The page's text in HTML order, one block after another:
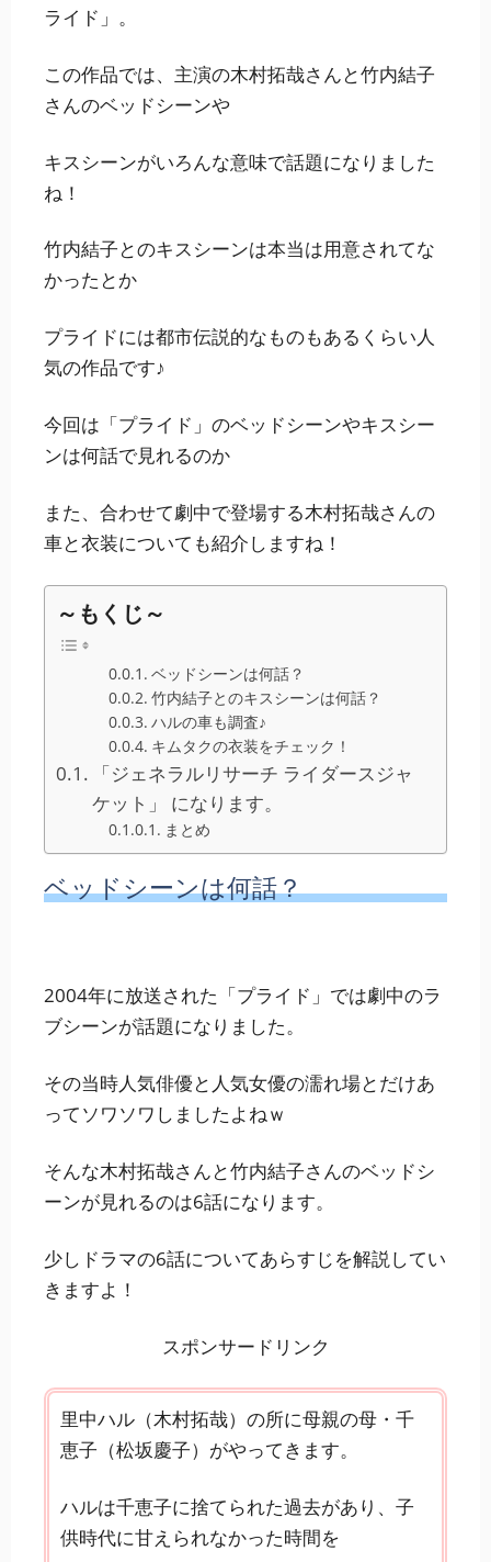
ライド」。
この作品では、主演の木村拓哉さんと竹内結子
さんのベッドシーンや
キスシーンがいろんな意味で話題になりました
ね！
竹内結子とのキスシーンは本当は用意されてな
かったとか
プライドには都市伝説的なものもあるくらい人
気の作品です♪
今回は「プライド」のベッドシーンやキスシー
ンは何話で見れるのか
また、合わせて劇中で登場する木村拓哉さんの
車と衣装についても紹介しますね！
～もくじ～
ベッドシーンは何話？
竹内結子とのキスシーンは何話？
ハルの車も調査♪
キムタクの衣装をチェック！
「ジェネラルリサーチ ライダースジャ
ケット」 になります。
まとめ
ベッドシーンは何話？
2004年に放送された「プライド」では劇中のラ
ブシーンが話題になりました。
その当時人気俳優と人気女優の濡れ場とだけあ
ってソワソワしましたよねｗ
そんな木村拓哉さんと竹内結子さんのベッドシ
ーンが見れるのは6話になります。
少しドラマの6話についてあらすじを解説してい
きますよ！
スポンサードリンク
里中ハル（木村拓哉）の所に母親の母・千
恵子（松坂慶子）がやってきます。
ハルは千恵子に捨てられた過去があり、子
供時代に甘えられなかった時間を